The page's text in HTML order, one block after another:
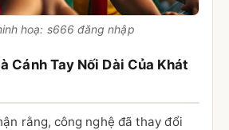
hoạ: s666 đăng nhập
Cánh Tay Nối Dài Của Khát
rằng, công nghệ đã thay đổi